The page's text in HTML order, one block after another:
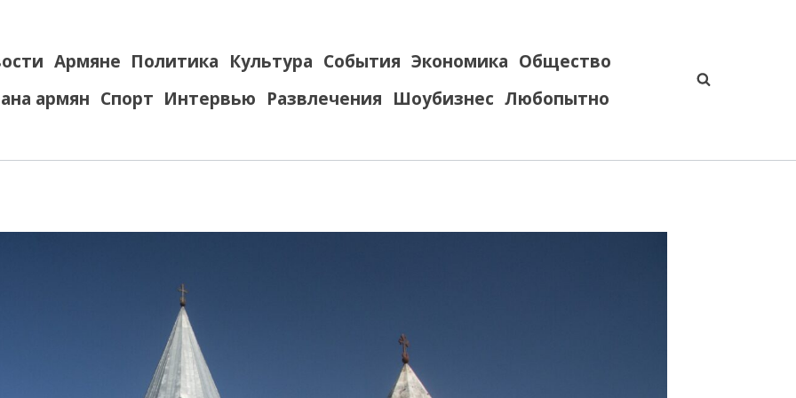
Армяне Политика Культура События Экономика Общество
армян Спорт Интервью Развлечения Шоубизнес Любопытно